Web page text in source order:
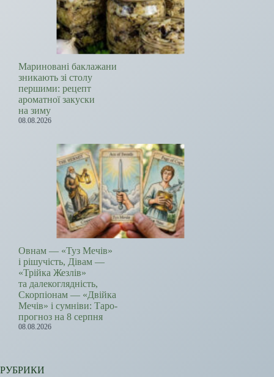
Мариновані баклажани
зникають зі столу
першими: рецепт
ароматної закуски
на зиму
08.08.2026
Овнам — «Туз Мечів»
і рішучість, Дівам —
«Трійка Жезлів»
та далекоглядність,
Скорпіонам — «Двійка
Мечів» і сумніви: Таро-
прогноз на 8 серпня
08.08.2026
РУБРИКИ